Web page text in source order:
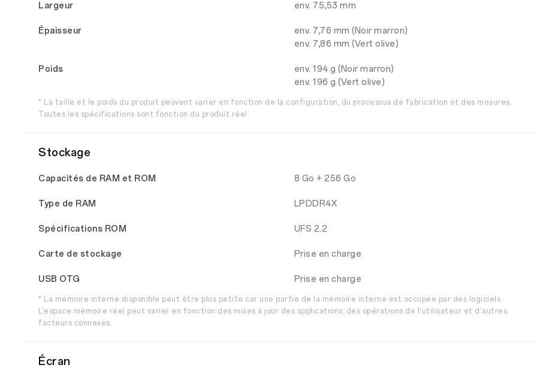
Largeur env. 75,53 mm
Épaisseur
env. 7,76 mm (Noir marron)
env. 7,86 mm (Vert olive)
Poids
env. 194 g (Noir marron)
env. 196 g (Vert olive)
* La taille et le poids du produit peuvent varier en fonction de la configuration, du processus de fabrication et des mesures.
Toutes les spécifications sont fonction du produit réel.
Stockage
Capacités de RAM et ROM 8 Go + 256 Go
Type de RAM LPDDR4X
Spécifications ROM UFS 2.2
Carte de stockage Prise en charge
USB OTG Prise en charge
* La mémoire interne disponible peut être plus petite car une partie de la mémoire interne est occupée par des logiciels.
L'espace mémoire réel peut varier en fonction des mises à jour des applications, des opérations de l'utilisateur et d'autres
facteurs connexes.
Écran